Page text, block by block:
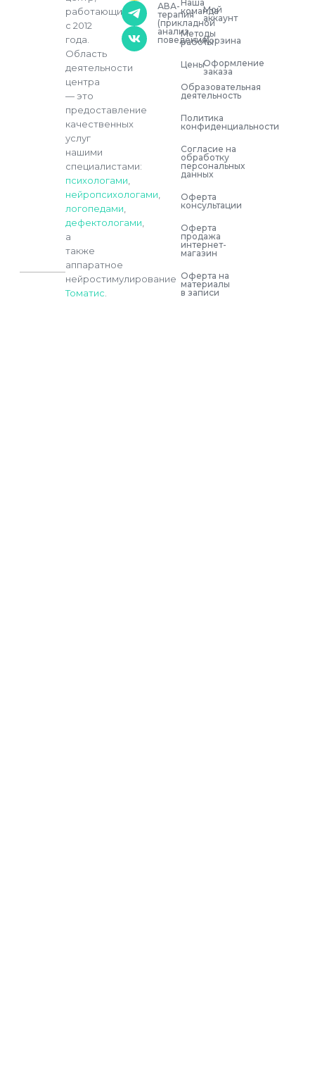
работающий
с 2012
года.
Область
деятельности
центра
— это
предоставление
качественных
услуг
нашими
специалистами:
психологами
нейропсихологами
логопедами
дефектологами
а
также
аппаратное
нейростимулирование
Томатис
АВА-
терапия
(прикладной
анализ
поведения)
Мой
аккаунт
Корзина
Оформление
заказа
Наша
команда
Методы
работы
Цены
Образовательная
деятельность
Политика
конфиденциальности
Согласие на
обработку
персональных
данных
Оферта
консультации
Оферта
продажа
интернет-
магазин
Оферта на
материалы
в записи